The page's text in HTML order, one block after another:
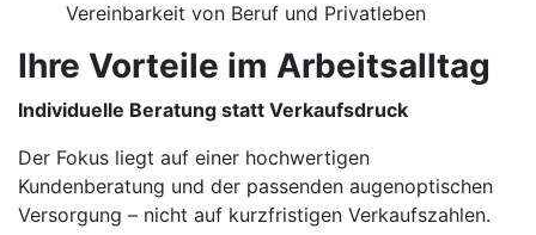
Vereinbarkeit von Beruf und Privatleben
Ihre Vorteile im Arbeitsalltag
Individuelle Beratung statt Verkaufsdruck
Der Fokus liegt auf einer hochwertigen
Kundenberatung und der passenden augenoptischen
Versorgung – nicht auf kurzfristigen Verkaufszahlen.